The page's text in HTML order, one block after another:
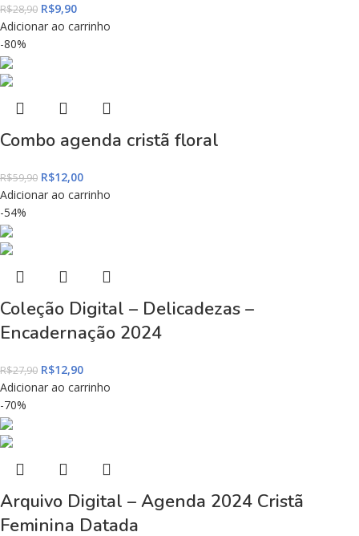
R$28,90 R$9,90
Adicionar ao carrinho
-80%
Combo agenda cristã floral
R$59,90 R$12,00
Adicionar ao carrinho
-54%
Coleção Digital – Delicadezas –
Encadernação 2024
R$27,90 R$12,90
Adicionar ao carrinho
-70%
Arquivo Digital – Agenda 2024 Cristã
Feminina Datada